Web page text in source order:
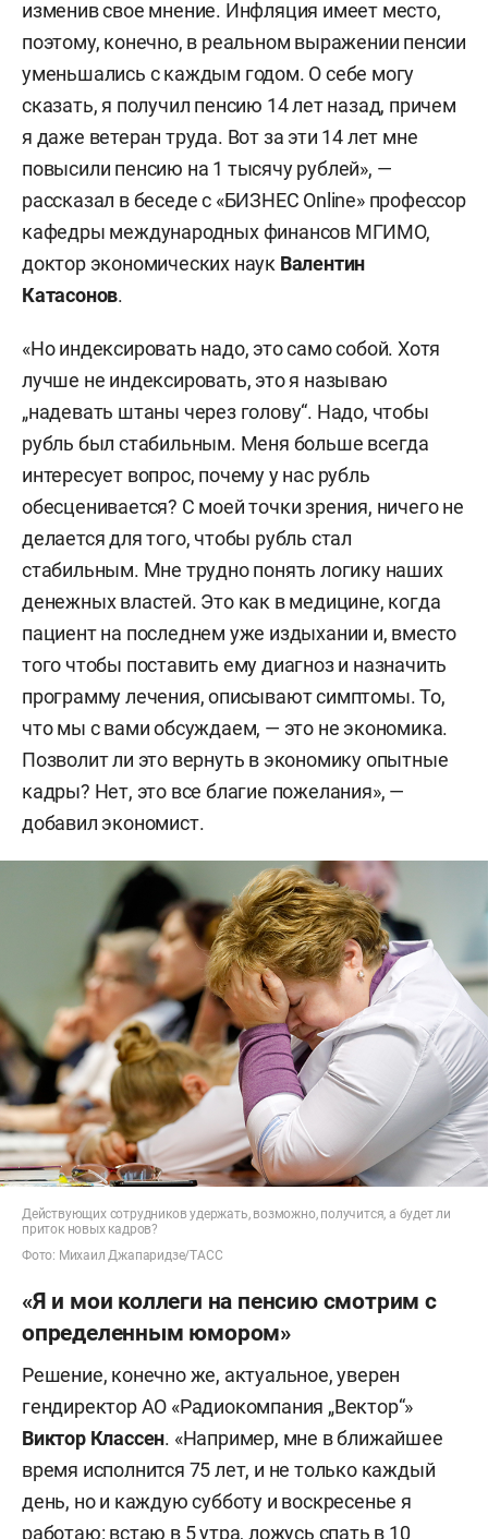
изменив свое мнение. Инфляция имеет место,
поэтому, конечно, в реальном выражении пенсии
уменьшались с каждым годом. О себе могу
сказать, я получил пенсию 14 лет назад, причем
я даже ветеран труда. Вот за эти 14 лет мне
повысили пенсию на 1 тысячу рублей», —
рассказал в беседе с «БИЗНЕС Online» профессор
кафедры международных финансов МГИМО,
доктор экономических наук Валентин
Катасонов.
«Но индексировать надо, это само собой. Хотя
лучше не индексировать, это я называю
„надевать штаны через голову“. Надо, чтобы
рубль был стабильным. Меня больше всегда
интересует вопрос, почему у нас рубль
обесценивается? С моей точки зрения, ничего не
делается для того, чтобы рубль стал
стабильным. Мне трудно понять логику наших
денежных властей. Это как в медицине, когда
пациент на последнем уже издыхании и, вместо
того чтобы поставить ему диагноз и назначить
программу лечения, описывают симптомы. То,
что мы с вами обсуждаем, — это не экономика.
Позволит ли это вернуть в экономику опытные
кадры? Нет, это все благие пожелания», —
добавил экономист.
Действующих сотрудников удержать, возможно, получится, а будет ли
приток новых кадров?
Фото: Михаил Джапаридзе/ТАСС
«Я и мои коллеги на пенсию смотрим с
определенным юмором»
Решение, конечно же, актуальное, уверен
гендиректор АО «Радиокомпания „Вектор“»
Виктор Классен. «Например, мне в ближайшее
время исполнится 75 лет, и не только каждый
день, но и каждую субботу и воскресенье я
работаю: встаю в 5 утра, ложусь спать в 10